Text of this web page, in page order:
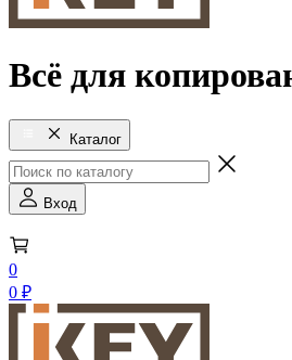
Всё для
Каталог
Вход
0
0 ₽